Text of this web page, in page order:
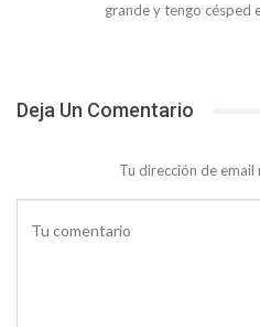
grande y tengo césped
Deja Un Comentario
Tu dirección de email